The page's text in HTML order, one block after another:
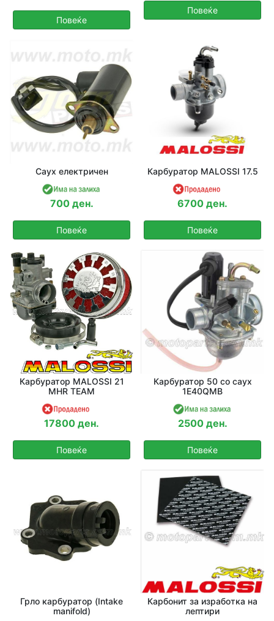
Повеќе
Повеќе
Саух електричен
700 ден.
Повеќе
Карбуратор MALOSSI 17.5
6700 ден.
Повеќе
Карбуратор MALOSSI 21
MHR TEAM
17800 ден.
Повеќе
Карбуратор 50 со саух
1E40QMB
2500 ден.
Повеќе
Грло карбуратор (Intake
manifold)
Карбонит за изработка на
лептири